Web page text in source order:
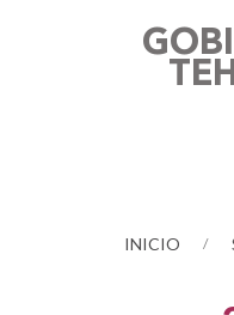
INICIO